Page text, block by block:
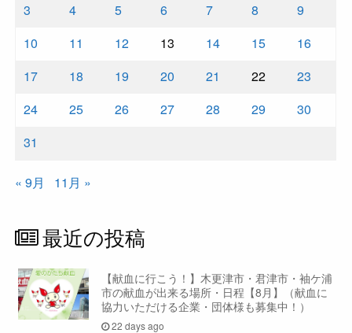
3
4 5 6 7 8
9
10
11 12 13 14 15
16
17
18 19 20 21 22
23
24
25 26 27 28 29
30
31
« 9月 11月 »
最近の投稿
【献血に行こう！】木更津市・君津市・袖ケ浦
市の献血が出来る場所・日程【8月】（献血に
協力いただける企業・団体様も募集中！）
22 days ago